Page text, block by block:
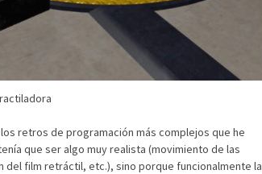
retros de programación más complejos que he
que ser algo muy realista (movimiento de las
film retráctil, etc.), sino porque funcionalmente la